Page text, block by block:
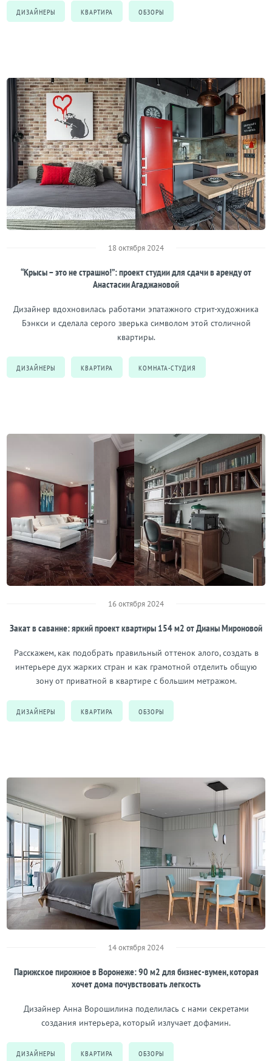
ДИЗАЙНЕРЫ КВАРТИРА ОБЗОРЫ
18 октября 2024
“Крысы – это не страшно!”: проект студии для сдачи в аренду от
Анастасии Агаджановой
Дизайнер вдохновилась работами эпатажного стрит-художника
Бэнкси и сделала серого зверька символом этой столичной
квартиры.
ДИЗАЙНЕРЫ КВАРТИРА КОМНАТА-СТУДИЯ
16 октября 2024
Закат в саванне: яркий проект квартиры 154 м2 от Дианы Мироновой
Расскажем, как подобрать правильный оттенок алого, создать в
интерьере дух жарких стран и как грамотной отделить общую
зону от приватной в квартире с большим метражом.
ДИЗАЙНЕРЫ КВАРТИРА ОБЗОРЫ
14 октября 2024
Парижское пирожное в Воронеже: 90 м2 для бизнес-вумен, которая
хочет дома почувствовать легкость
Дизайнер Анна Ворошилина поделилась с нами секретами
создания интерьера, который излучает дофамин.
ДИЗАЙНЕРЫ КВАРТИРА ОБЗОРЫ